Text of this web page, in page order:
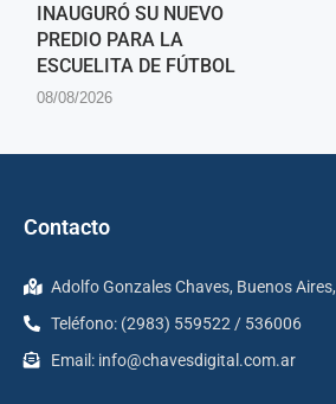
INAUGURÓ SU NUEVO
PREDIO PARA LA
ESCUELITA DE FÚTBOL
08/08/2026
Contacto
Adolfo Gonzales Chaves, Buenos
Teléfono: (2983) 559522 / 536006
Email: info@chavesdigital.com.ar